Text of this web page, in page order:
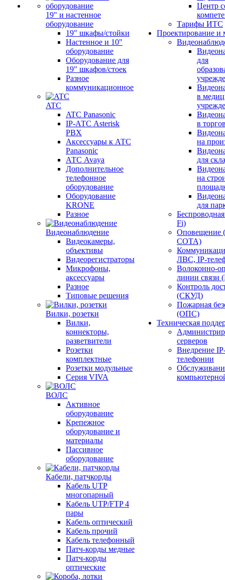
19" и настенное
оборудование
19" шкафы/стойки
Настенное и 10"
оборудование
Оборудование для
19" шкафов/стоек
Разное
коммуникационное
ATC
ATC Panasonic
IP-АТС Asterisk
PBX
Аксессуары к АТС
Panasonic
АТС Avaya
Дополнительное
телефонное
оборудование
Оборудование
KRONE
Разное
Видеонаблюдение
Видеокамеры,
объективы
Видеорегистраторы
Микрофоны,
аксессуары
Разное
Типовые решения
Вилки, розетки
Вилки,
коннекторы,
разветвители
Розетки
комплектные
Розетки модульные
Серия VIVA
ВОЛС
Активное
оборудование
Крепежное
оборудование и
материалы
Пассивное
оборудование
Кабели, патчкорды
Кабель UTP
многопарный
Кабель UTP/FTP 4
пары
Кабель оптический
Кабель прочий
Кабель телефонный
Патч-корды медные
Патч-корды
оптические
Центр
Тарифы ИТС
Проектирование и
для
в
в
на
для
на
для
Fi)
СОТА)
ЛВС, IP-
Волоконно-
линии
Контроль
(СКУД)
Пожарная
(ОПС)
Техническая
серверов
Внедрение
телефонии